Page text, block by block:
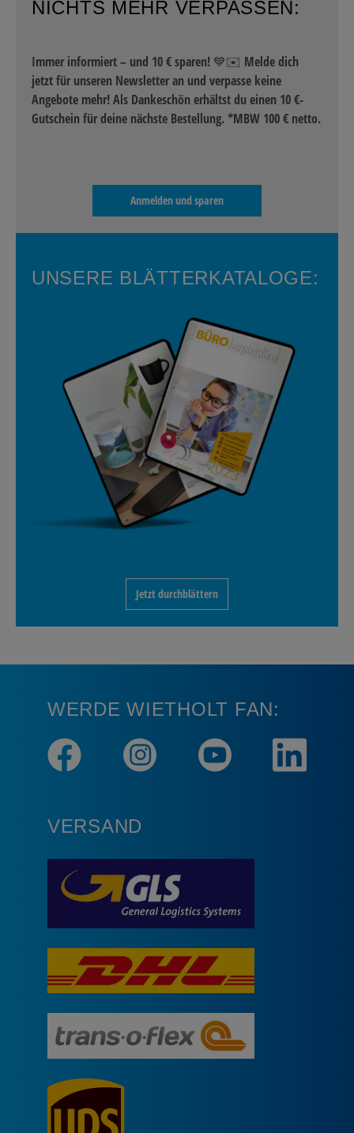
NICHTS MEHR VERPASSEN:
Immer informiert – und 10 € sparen! 💙✉️ Melde dich
jetzt für unseren Newsletter an und verpasse keine
Angebote mehr! Als Dankeschön erhältst du einen 10 €-
Gutschein für deine nächste Bestellung. *MBW 100 € netto.
Anmelden und sparen
UNSERE BLÄTTERKATALOGE:
Jetzt durchblättern
WERDE WIETHOLT FAN:
VERSAND